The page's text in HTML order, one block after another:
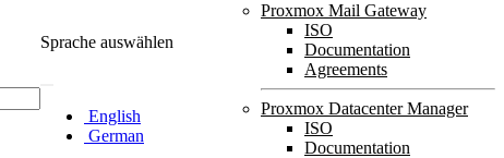
Sprache auswählen
English
German
Proxmox Mail Gateway
ISO
Documentation
Agreements
Proxmox Datacenter Manager
ISO
Documentation